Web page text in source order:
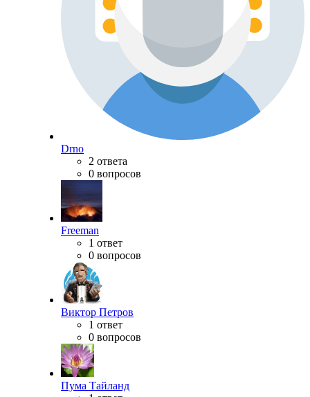
Drno
2 ответа
0 вопросов
Freeman
1 ответ
0 вопросов
Виктор Петров
1 ответ
0 вопросов
Пума Тайланд